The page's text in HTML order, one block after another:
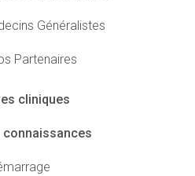
Généralistes
Partenaires
cliniques
connaissances